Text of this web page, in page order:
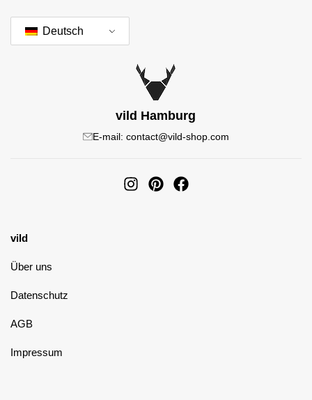
Deutsch
vild Hamburg
E-mail: contact@vild-shop.com
vild
Über uns
Datenschutz
AGB
Impressum